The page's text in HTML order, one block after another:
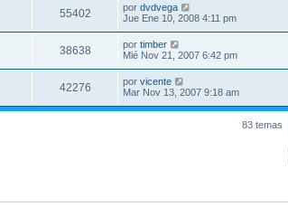
55402 por dvdvega
Jue Ene 10, 2008 4:11 pm
38638 por timber
Mié Nov 21, 2007 6:42 pm
42276 por vicente
Mar Nov 13, 2007 9:18 am
83 temas